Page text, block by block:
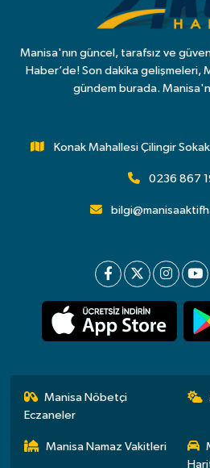
Manisa'nın güncel, tarafsız ve
Haber’de! Son dakika gelişmeleri,
gündem burada.
Konak Mahallesi Çilingir
0236 867
Manisa Nöbetçi
Eczaneler
Manisa Namaz Vakitleri